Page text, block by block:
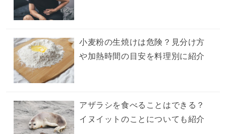
小麦粉の生焼けは危険？見分け方
や加熱時間の目安を料理別に紹介
アザラシを食べることはできる？
イヌイットのことについても紹介